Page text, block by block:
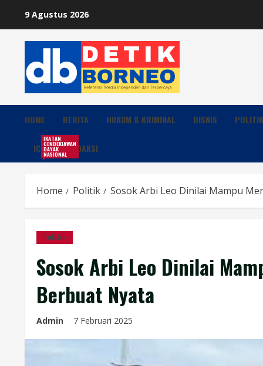
content
9 Agustus 2026
HOME BERITA HUKUM & KRIMINAL BISNIS POLITIK
ICDN
IKATAN
CENDEKIAWAN
DAYAK
NASIONALREDAKSI
Home Politik Sosok Arbi Leo Dinilai Mampu
Politik
Sosok Arbi Leo Dinilai
Berbuat Nyata
Admin 7 Februari 2025